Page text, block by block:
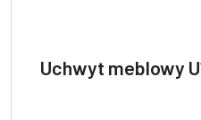
Uchwyt meblowy